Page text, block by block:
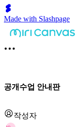
Made with Slashpage
공개수업 안내판
작성자